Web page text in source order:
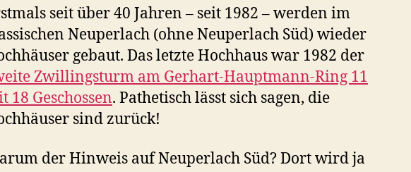
seit über 40 Jahren – seit 1982 – werden im
Neuperlach (ohne Neuperlach Süd) wieder
gebaut. Das letzte Hochhaus war 1982 der
Zwillingsturm am Gerhart-Hauptmann-Ring 11
18 Geschossen. Pathetisch lässt sich sagen, die
sind zurück!
der Hinweis auf Neuperlach Süd? Dort wird ja